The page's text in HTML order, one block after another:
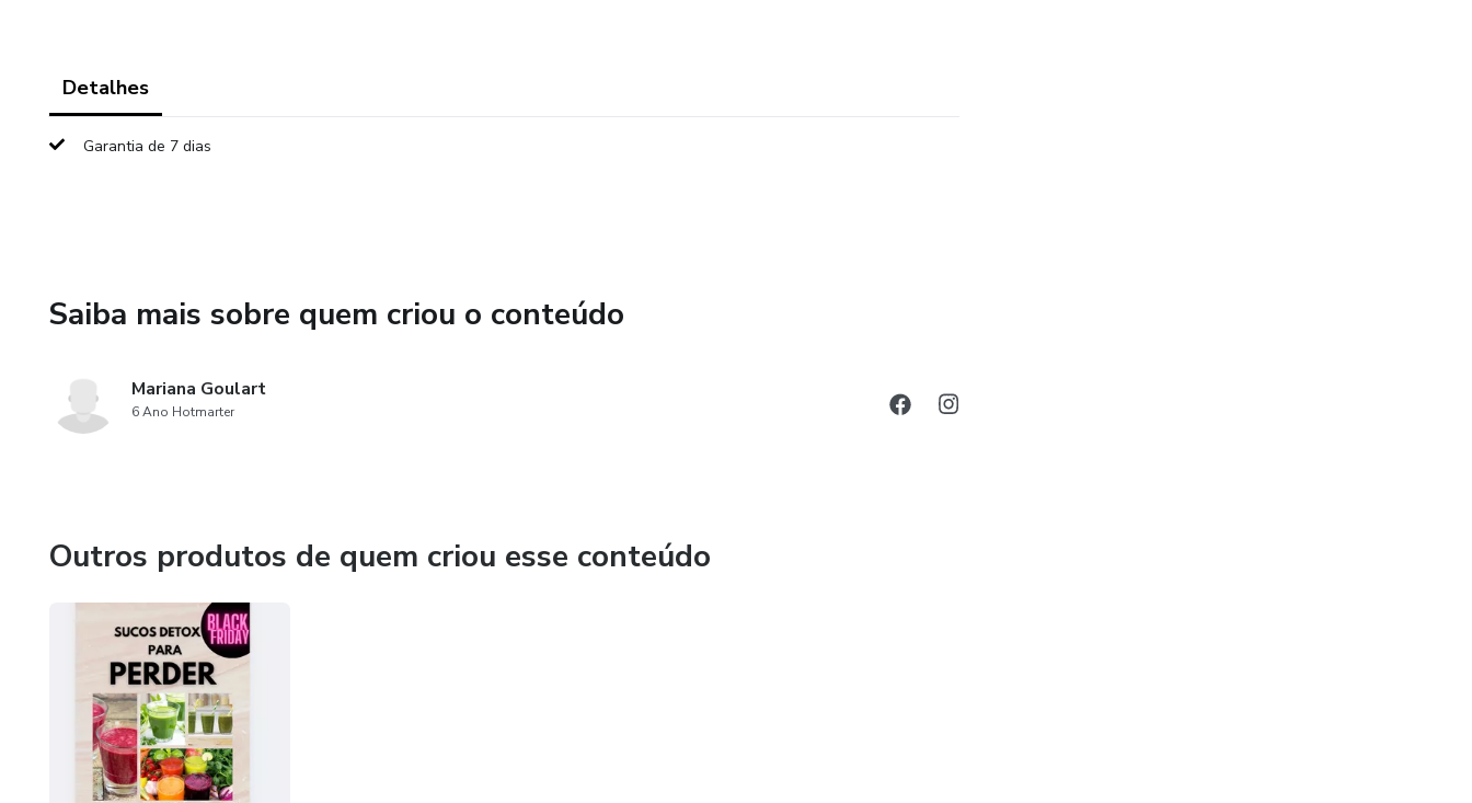
Detalhes
Garantia de 7 dias
Saiba mais sobre quem criou o conteúdo
Mariana Goulart
6 Ano Hotmarter
Outros produtos de quem criou esse conteúdo